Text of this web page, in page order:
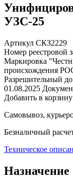
УЗС-25
Артикул СКЗ2229
Номер реестровой
Маркировка
происхождения
Разрешительный
01.08.2025
Добавить в корзину
Самовывоз,
Безналичный
Техническое
Назначение